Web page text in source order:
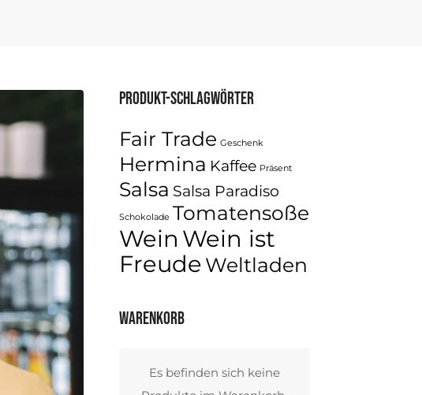
Produkt-Schlagwörter
Fair Trade Geschenk
Hermina Kaffee Präsent
Salsa Salsa Paradiso
Schokolade Tomatensoße
Wein Wein ist
Freude Weltladen
Warenkorb
Es befinden sich keine